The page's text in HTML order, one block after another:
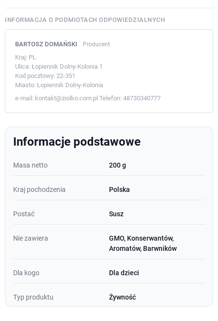
INFORMACJA O PODMIOTACH ODPOWIEDZIALNYCH
BARTOSZ DOMAŃSKI Producent
Kraj: PL
Ulica: Łopiennik Dolny-Kolonia 1
Kod pocztowy: 22-351
Miasto: Łopiennik Dolny-Kolonia
e-mail: kontakt@ziolko.com.pl Telefon: 48730340777
Informacje podstawowe
Masa netto 200 g
Kraj pochodzenia Polska
Postać Susz
Nie zawiera
GMO, Konserwantów,
Aromatów, Barwników
Dla kogo Dla dzieci
Typ produktu Żywność